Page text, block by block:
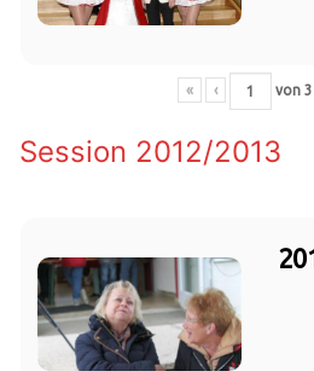
« ‹ von 3
Session 2012/2013